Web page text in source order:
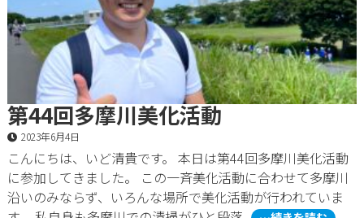
第44回多摩川美化活動
2023年6月4日
こんにちは、いど清貴です。 本日は第44回多摩川美化活動
に参加してきました。 この一斉美化活動に合わせて多摩川
沿いのみならず、いろんな場所で美化活動が行われていま